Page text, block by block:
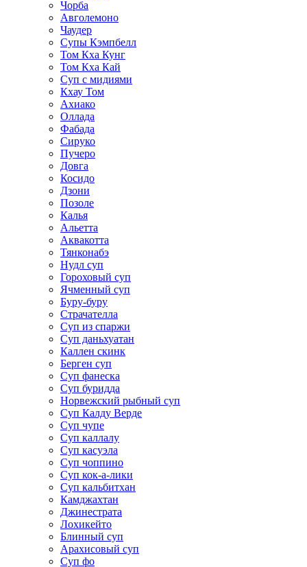
Чорба
Авголемоно
Чаудер
Супы Кэмпбелл
Том Кха Кунг
Том Кха Кай
Суп с мидиями
Кхау Том
Ахиако
Оллада
Фабада
Сируко
Пучеро
Довга
Косидо
Дзони
Позоле
Калья
Альетта
Аквакотта
Тянконабэ
Нудл суп
Гороховый суп
Ячменный суп
Буру-буру
Страчателла
Суп из спаржи
Суп даньхуатан
Каллен скинк
Берген суп
Суп фанеска
Суп буридда
Норвежский рыбный суп
Суп Калду Верде
Суп чупе
Суп каллалу
Суп касуэла
Суп чоппино
Суп кок-а-лики
Суп кальбитхан
Камджахтан
Джинестрата
Лохикейто
Блинный суп
Арахисовый суп
Суп фо